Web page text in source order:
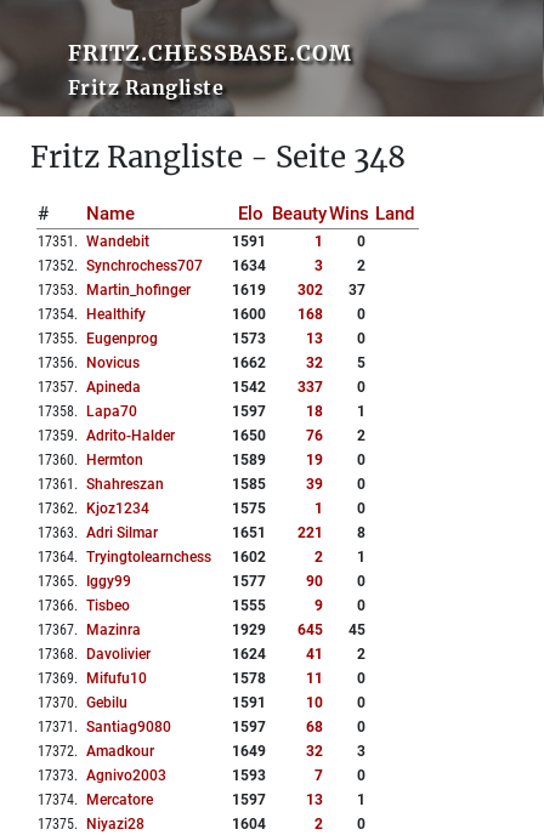
FRITZ.CHESSBASE.COM
Fritz Rangliste
Fritz Rangliste - Seite 348
# Name Elo BeautyWins Land
17351 . Wandebit 1591 1
0
17352. Synchrochess707 1634 3
2
17353. Martin_hofinger 1619 302
37
17354. Healthify 1600 168
0
17355. Eugenprog 1573 13
0
17356. Novicus 1662 32
5
17357. Apineda 1542 337
0
17358. Lapa70 1597 18
1
17359. Adrito-Halder 1650 76
2
17360. Hermton 1589 19
0
17361 . Shahreszan 1585 39
0
17362. Kjoz1234 1575 1
0
17363. Adri Silmar 1651 221
8
17364. Tryingtolearnchess 1602 2
1
17365. Iggy99 1577 90
0
17366. Tisbeo 1555 9
0
17367. Mazinra 1929 645
45
17368. Davolivier 1624 41
2
17369. Mifufu10 1578 11
0
17370. Gebilu 1591 10
0
17371 . Santiag9080 1597 68
0
17372. Amadkour 1649 32
3
17373. Agnivo2003 1593 7
0
17374. Mercatore 1597 13
1
17375. Niyazi28 1604 2 0